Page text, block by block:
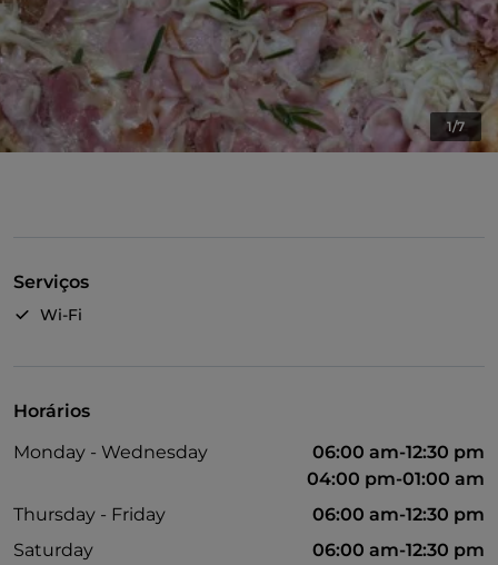
1/7
Serviços
Wi-Fi
Horários
Monday - Wednesday
06:00 am-12:30 pm
04:00 pm-01:00 am
Thursday - Friday
06:00 am-12:30 pm
Saturday
06:00 am-12:30 pm